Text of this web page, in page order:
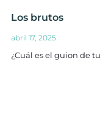
Los brutos
abril 17, 2025
¿Cuál es el guion de